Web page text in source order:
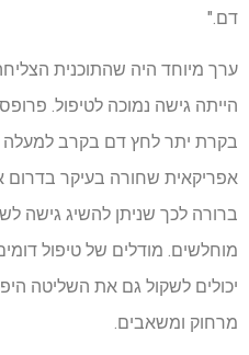
דם."
ערך מיוחד היה שהתוכנית
הייתה גישה נמוכה לטיפול.
אפריקאית שחורה בעיקר בדרום
ברורה לכך שניתן להשיג גישה
מוחלשים. מודלים של טיפול
יכולים לשקול גם את השליטה
מרחוק ומשאבים.